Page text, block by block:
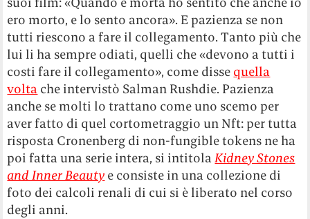
ero morto, e lo sento ancora». E pazienza se non
tutti riescono a fare il collegamento. Tanto più che
lui li ha sempre odiati, quelli che «devono a tutti i
costi fare il collegamento», come disse quella
volta che intervistò Salman Rushdie. Pazienza
anche se molti lo trattano come uno scemo per
aver fatto di quel cortometraggio un Nft: per tutta
risposta Cronenberg di non-fungible tokens ne ha
poi fatta una serie intera, si intitolaKidney Stones
and Inner Beauty e consiste in una collezione di
foto dei calcoli renali di cui si è liberato nel corso
degli anni.